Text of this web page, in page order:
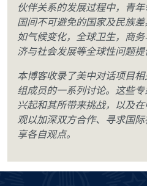
伙伴关系的发展过程中，青
国间不可避免的国家及民族
如气候变化，全球卫生，商
济与社会发展等全球性问题提
本博客收录了美中对话项目
组成员的一系列讨论。这些
兴起和其所带来挑战，以及
观以加深双方合作、寻求国
享各自观点。